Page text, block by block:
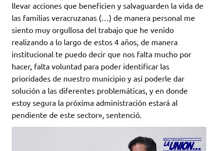
llevar acciones que beneficien y salvaguarden la vida de
las familias veracruzanas (…) de manera personal me
siento muy orgullosa del trabajo que he venido
realizando a lo largo de estos 4 años, de manera
institucional te puedo decir que nos falta mucho por
hacer, falta voluntad para poder identificar las
prioridades de nuestro municipio y así poderle dar
solución a las diferentes problemáticas, y en donde
estoy segura la próxima administración estará al
pendiente de este sector», sentenció.